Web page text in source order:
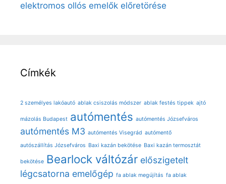
elektromos ollós emelők előretörése
Címkék
2 személyes lakóautó ablak csiszolás módszer ablak festés tippek ajtó
mázolás Budapest autómentés autómentés Józsefváros
autómentés M3 autómentés Visegrád autómentő
autószállítás Józsefváros Baxi kazán bekötése Baxi kazán termosztát
bekötése Bearlock váltózár előszigetelt
légcsatorna emelőgép fa ablak megújítás fa ablak